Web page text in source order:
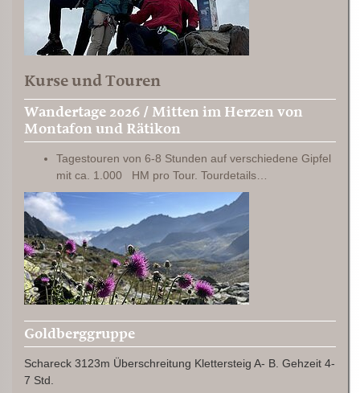
Kurse und Touren
Wandertage 2026 / Mitten im Herzen von
Montafon und Rätikon
Tagestouren von 6-8 Stunden auf verschiedene Gipfel
mit ca. 1.000 HM pro Tour. Tourdetails…
Goldberggruppe
Schareck 3123m Überschreitung Klettersteig A- B. Gehzeit 4-
7 Std.